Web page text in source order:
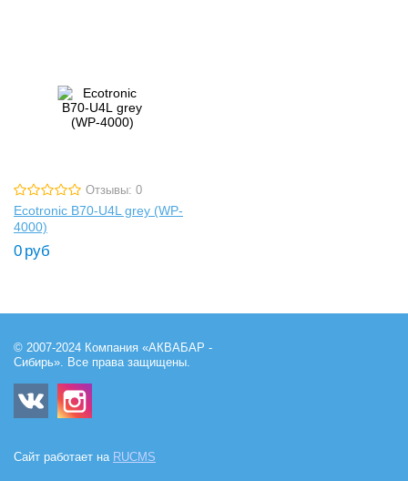
Отзывы: 0
Ecotronic B70-U4L grey (WP-
4000)
0 руб
© 2007-2024 Компания «АКВАБАР -
Сибирь». Все права защищены.
Сайт работает на RUCMS